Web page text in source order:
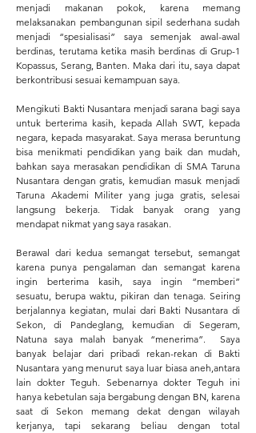
menjadi makanan pokok, karena memang
melaksanakan pembangunan sipil sederhana sudah
menjadi “spesialisasi” saya semenjak awal-awal
berdinas, terutama ketika masih berdinas di Grup-1
Kopassus, Serang, Banten. Maka dari itu, saya dapat
berkontribusi sesuai kemampuan saya.
Mengikuti Bakti Nusantara menjadi sarana bagi saya
untuk berterima kasih, kepada Allah SWT, kepada
negara, kepada masyarakat. Saya merasa beruntung
bisa menikmati pendidikan yang baik dan mudah,
bahkan saya merasakan pendidikan di SMA Taruna
Nusantara dengan gratis, kemudian masuk menjadi
Taruna Akademi Militer yang juga gratis, selesai
langsung bekerja. Tidak banyak orang yang
mendapat nikmat yang saya rasakan.
Berawal dari kedua semangat tersebut, semangat
karena punya pengalaman dan semangat karena
ingin berterima kasih, saya ingin “memberi”
sesuatu, berupa waktu, pikiran dan tenaga. Seiring
berjalannya kegiatan, mulai dari Bakti Nusantara di
Sekon, di Pandeglang, kemudian di Segeram,
Natuna saya malah banyak “menerima”. Saya
banyak belajar dari pribadi rekan-rekan di Bakti
Nusantara yang menurut saya luar biasa aneh,antara
lain dokter Teguh. Sebenarnya dokter Teguh ini
hanya kebetulan saja bergabung dengan BN, karena
saat di Sekon memang dekat dengan wilayah
kerjanya, tapi sekarang beliau dengan total